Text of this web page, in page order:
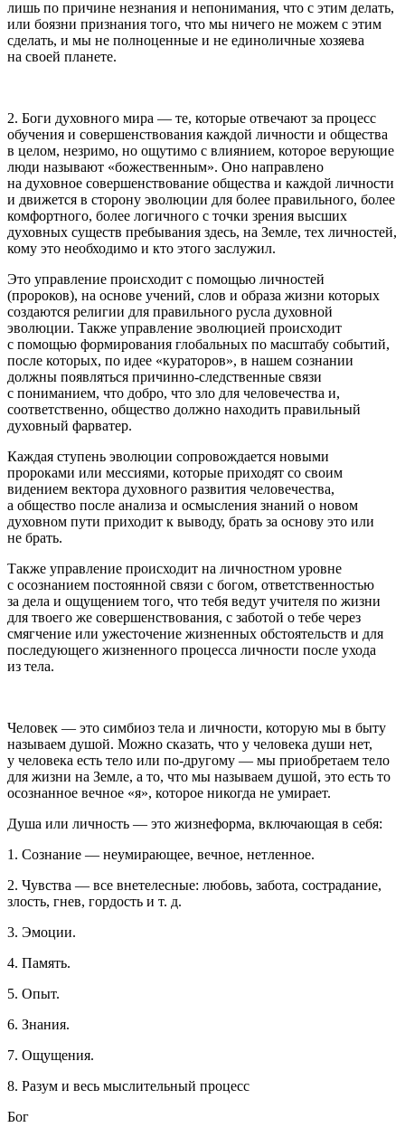
лишь по причине незнания и непонимания, что с этим делать,
или боязни признания того, что мы ничего не можем с этим
сделать, и мы не полноценные и не единоличные хозяева
на своей планете.
2. Боги духовного мира — те, которые отвечают за процесс
обучения и совершенствования каждой личности и общества
в целом, незримо, но ощутимо с влиянием, которое верующие
люди называют «божественным». Оно направлено
на духовное совершенствование общества и каждой личности
и движется в сторону эволюции для более правильного, более
комфортного, более логичного с точки зрения высших
духовных существ пребывания здесь, на Земле, тех личностей,
кому это необходимо и кто этого заслужил.
Это управление происходит с помощью личностей
(пророков), на основе учений, слов и образа жизни которых
создаются религии для правильного русла духовной
эволюции. Также управление эволюцией происходит
с помощью формирования глобальных по масштабу событий,
после которых, по идее «кураторов», в нашем сознании
должны появляться причинно-следственные связи
с пониманием, что добро, что зло для человечества и,
соответственно, общество должно находить правильный
духовный фарватер.
Каждая ступень эволюции сопровождается новыми
пророками или мессиями, которые приходят со своим
видением вектора духовного развития человечества,
а общество после анализа и осмысления знаний о новом
духовном пути приходит к выводу, брать за основу это или
не брать.
Также управление происходит на личностном уровне
с осознанием постоянной связи с богом, ответственностью
за дела и ощущением того, что тебя ведут учителя по жизни
для твоего же совершенствования, с заботой о тебе через
смягчение или ужесточение жизненных обстоятельств и для
последующего жизненного процесса личности после ухода
из тела.
Человек — это симбиоз тела и личности, которую мы в быту
называем душой. Можно сказать, что у человека души нет,
у человека есть тело или по-другому — мы приобретаем тело
для жизни на Земле, а то, что мы называем душой, это есть то
осознанное вечное «я», которое никогда не умирает.
Душа или личность — это жизнеформа, включающая в себя:
1. Сознание — неумирающее, вечное, нетленное.
2. Чувства — все внетелесные: любовь, забота, сострадание,
злость, гнев, гордость и т. д.
3. Эмоции.
4. Память.
5. Опыт.
6. Знания.
7. Ощущения.
8. Разум и весь мыслительный процесс
Бог